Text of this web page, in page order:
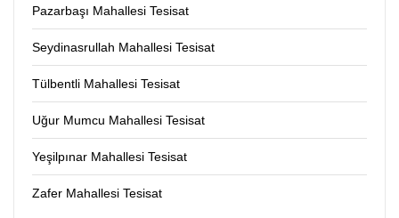
Pazarbaşı Mahallesi Tesisat
Seydinasrullah Mahallesi Tesisat
Tülbentli Mahallesi Tesisat
Uğur Mumcu Mahallesi Tesisat
Yeşilpınar Mahallesi Tesisat
Zafer Mahallesi Tesisat